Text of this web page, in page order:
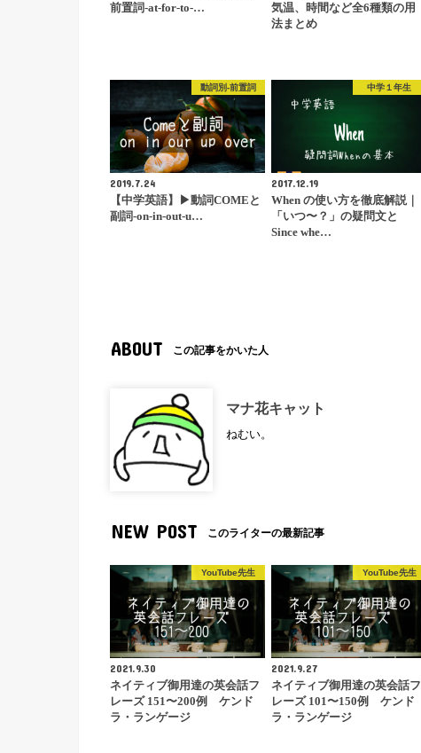
前置詞-at-for-to-…
気温、時間など全6種類の用
法まとめ
動詞別-前置詞
2019.7.24
【中学英語】▶︎動詞COMEと
副詞-on-in-out-u…
中学１年生
2017.12.19
When の使い方を徹底解説｜
「いつ〜？」の疑問文と
Since whe…
ABOUT この記事をかいた人
マナ花キャット
ねむい。
NEW POST このライターの最新記事
YouTube先生
2021.9.30
ネイティブ御用達の英会話フ
レーズ 151〜200例 ケンド
ラ・ランゲージ
YouTube先生
2021.9.27
ネイティブ御用達の英会話フ
レーズ 101〜150例 ケンド
ラ・ランゲージ